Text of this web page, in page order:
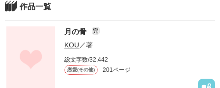
作品一覧
月の骨 完
KOU ／著
総文字数/32,442
恋愛(その他) 201ページ